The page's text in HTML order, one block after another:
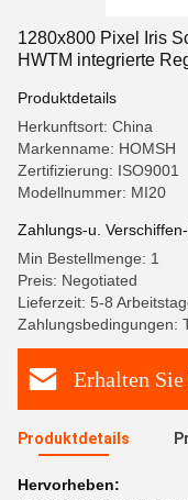
1280x800 Pixel Iris
HWTM integrierte
Produktdetails
Herkunftsort: China
Markenname: HOMSH
Zertifizierung: ISO9001
Modellnummer: MI20
Zahlungs-u.
Min Bestellmenge: 1
Preis: Negotiated
Lieferzeit: 5-8
Zahlungsbedingungen:
Erhalten Sie
Produktdetails
Hervorheben: